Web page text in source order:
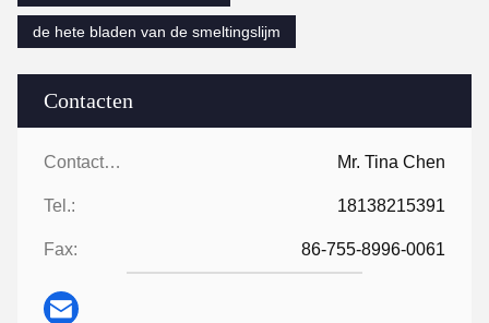
Contacten
Contacten: Mr. Tina Chen
Tel.: 18138215391
Fax: 86-755-8996-0061
de hete bladen van de smeltingslijm